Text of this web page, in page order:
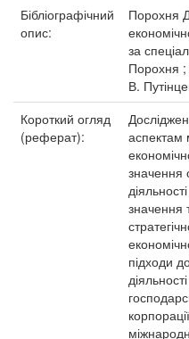
Бібліографічний
опис:
Порохня
за
Порохня
В.
Короткий огляд
(реферат):
аспектам
значення
значення
підходи